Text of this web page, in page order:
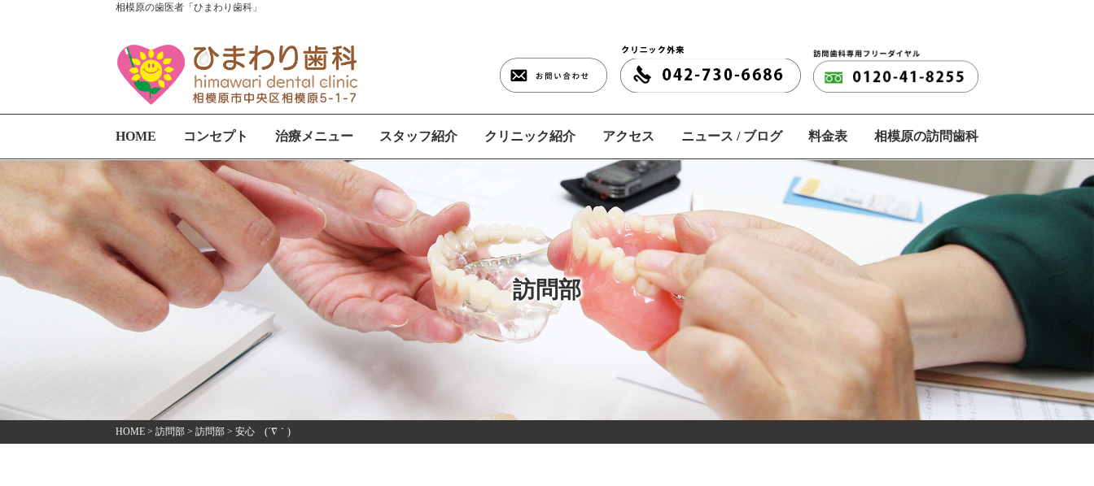
相模原の歯医者「ひまわり歯科」
HOME コンセプト 治療メニュー スタッフ紹介 クリニック紹介 アクセス ニュース / ブログ 料金表 相模原の訪問歯科
訪問部
HOME > 訪問部 > 訪問部 > 安心 (´∇｀)